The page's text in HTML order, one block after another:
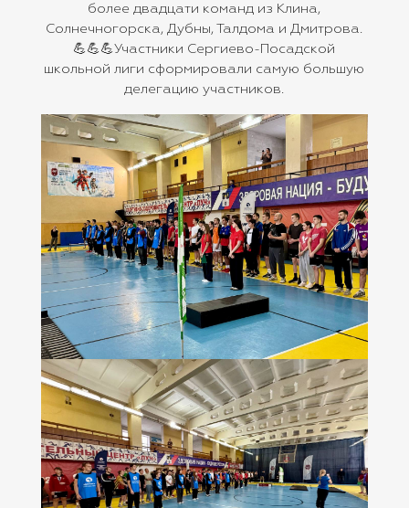
более двадцати команд из Клина,
Солнечногорска, Дубны, Талдома и Дмитрова.
💪💪💪Участники Сергиево-Посадской
школьной лиги сформировали самую большую
делегацию участников.